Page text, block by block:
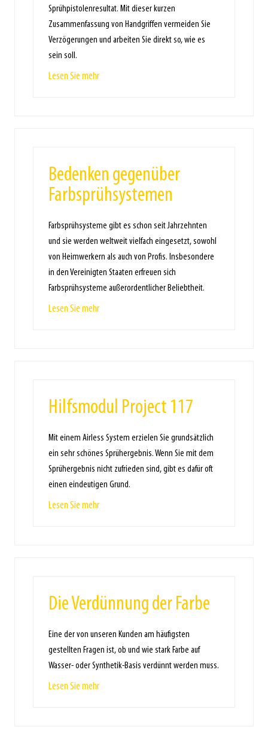
Sprühpistolenresultat. Mit dieser kurzen
Zusammenfassung von Handgriffen vermeiden Sie
Verzögerungen und arbeiten Sie direkt so, wie es
sein soll.
Lesen Sie mehr
Bedenken gegenüber
Farbsprühsystemen
Farbsprühsysteme gibt es schon seit Jahrzehnten
und sie werden weltweit vielfach eingesetzt, sowohl
von Heimwerkern als auch von Profis. Insbesondere
in den Vereinigten Staaten erfreuen sich
Farbsprühsysteme außerordentlicher Beliebtheit.
Lesen Sie mehr
Hilfsmodul Project 117
Mit einem Airless System erzielen Sie grundsätzlich
ein sehr schönes Sprühergebnis. Wenn Sie mit dem
Sprühergebnis nicht zufrieden sind, gibt es dafür oft
einen eindeutigen Grund.
Lesen Sie mehr
Die Verdünnung der Farbe
Eine der von unseren Kunden am häufigsten
gestellten Fragen ist, ob und wie stark Farbe auf
Wasser- oder Synthetik-Basis verdünnt werden muss.
Lesen Sie mehr